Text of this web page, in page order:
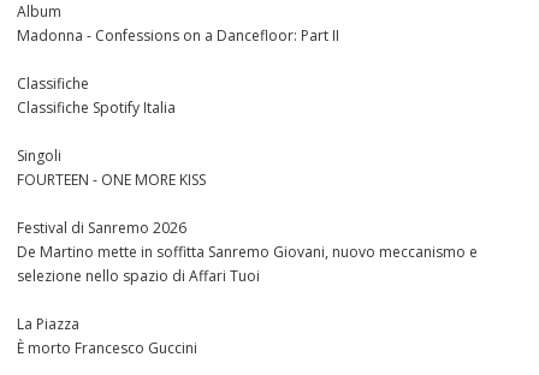
Album
Madonna - Confessions on a Dancefloor: Part II
Classifiche
Classifiche Spotify Italia
Singoli
FOURTEEN - ONE MORE KISS
Festival di Sanremo 2026
De Martino mette in soffitta Sanremo Giovani, nuovo meccanismo e
selezione nello spazio di Affari Tuoi
La Piazza
È morto Francesco Guccini